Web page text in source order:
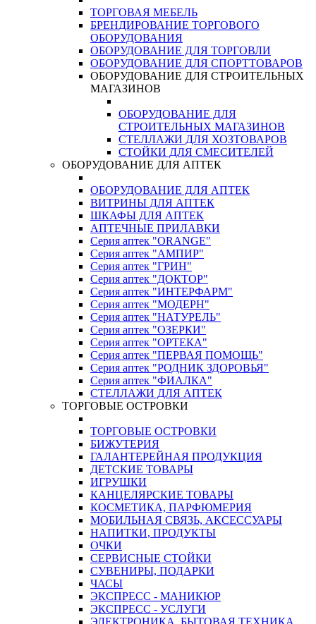
ТОРГОВАЯ МЕБЕЛЬ
БРЕНДИРОВАНИЕ ТОРГОВОГО
ОБОРУДОВАНИЯ
ОБОРУДОВАНИЕ ДЛЯ ТОРГОВЛИ
ОБОРУДОВАНИЕ ДЛЯ СПОРТТОВАРОВ
ОБОРУДОВАНИЕ ДЛЯ СТРОИТЕЛЬНЫХ
МАГАЗИНОВ
ОБОРУДОВАНИЕ ДЛЯ
СТРОИТЕЛЬНЫХ МАГАЗИНОВ
СТЕЛЛАЖИ ДЛЯ ХОЗТОВАРОВ
СТОЙКИ ДЛЯ СМЕСИТЕЛЕЙ
ОБОРУДОВАНИЕ ДЛЯ АПТЕК
ОБОРУДОВАНИЕ ДЛЯ АПТЕК
ВИТРИНЫ ДЛЯ АПТЕК
ШКАФЫ ДЛЯ АПТЕК
АПТЕЧНЫЕ ПРИЛАВКИ
Серия аптек "ORANGE"
Серия аптек "АМПИР"
Серия аптек "ГРИН"
Серия аптек "ДОКТОР"
Серия аптек "ИНТЕРФАРМ"
Серия аптек "МОДЕРН"
Серия аптек "НАТУРЕЛЬ"
Серия аптек "ОЗЕРКИ"
Серия аптек "ОРТЕКА"
Серия аптек "ПЕРВАЯ ПОМОЩЬ"
Серия аптек "РОДНИК ЗДОРОВЬЯ"
Серия аптек "ФИАЛКА"
СТЕЛЛАЖИ ДЛЯ АПТЕК
ТОРГОВЫЕ ОСТРОВКИ
ТОРГОВЫЕ ОСТРОВКИ
БИЖУТЕРИЯ
ГАЛАНТЕРЕЙНАЯ ПРОДУКЦИЯ
ДЕТСКИЕ ТОВАРЫ
ИГРУШКИ
КАНЦЕЛЯРСКИЕ ТОВАРЫ
КОСМЕТИКА, ПАРФЮМЕРИЯ
МОБИЛЬНАЯ СВЯЗЬ, АКСЕССУАРЫ
НАПИТКИ, ПРОДУКТЫ
ОЧКИ
СЕРВИСНЫЕ СТОЙКИ
СУВЕНИРЫ, ПОДАРКИ
ЧАСЫ
ЭКСПРЕСС - МАНИКЮР
ЭКСПРЕСС - УСЛУГИ
ЭЛЕКТРОНИКА, БЫТОВАЯ ТЕХНИКА